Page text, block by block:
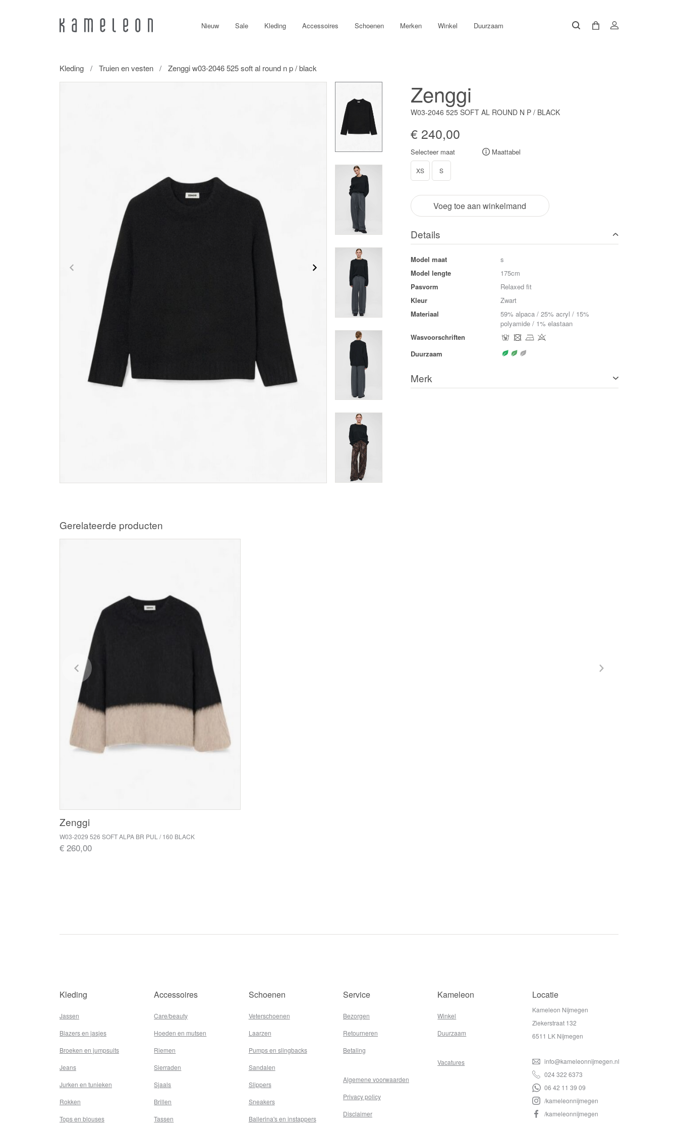
Nieuw Sale Kleding Accessoires Schoenen Merken Winkel Duurzaam
Kleding Truien en vesten Zenggi w03-2046 525 soft al round n p / black
Zenggi
W03-2046 525 SOFT AL ROUND N P / BLACK
€ 240,00
Selecteer maat Maattabel
XS S
Voeg toe aan winkelmand
Details
Model maat
s
Model lengte
175cm
Pasvorm
Relaxed fit
Kleur
Zwart
Materiaal
59% alpaca / 25% acryl / 15%
polyamide / 1% elastaan
Wasvoorschriften
Duurzaam
Merk
Gerelateerde producten
Zenggi
W03-2029 526 SOFT ALPA BR PUL / 160 BLACK
€ 260,00
Kleding
Jassen
Blazers en jasjes
Broeken en jumpsuits
Jeans
Jurken en tunieken
Rokken
Tops en blouses
Accessoires
Care/beauty
Hoeden en mutsen
Riemen
Sierraden
Sjaals
Brillen
Tassen
Schoenen
Veterschoenen
Laarzen
Pumps en slingbacks
Sandalen
Slippers
Sneakers
Ballerina's en instappers
Service
Bezorgen
Retourneren
Betaling
Algemene voorwaarden
Privacy policy
Disclaimer
Kameleon
Winkel
Duurzaam
Vacatures
Locatie
Kameleon Nijmegen
Ziekerstraat 132
6511 LK Nijmegen
info@kameleonnijmegen.nl
024 322 6373
06 42 11 39 09
/kameleonnijmegen
/kameleonnijmegen